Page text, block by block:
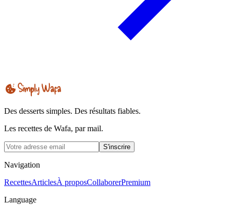
Des desserts simples. Des résultats fiables.
Les recettes de Wafa, par mail.
S'inscrire
Navigation
RecettesArticlesÀ proposCollaborerPremium
Language